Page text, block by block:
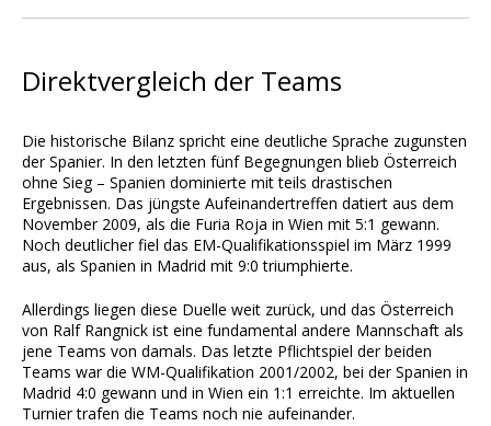
Direktvergleich der Teams
Die historische Bilanz spricht eine deutliche Sprache zugunsten
der Spanier. In den letzten fünf Begegnungen blieb Österreich
ohne Sieg – Spanien dominierte mit teils drastischen
Ergebnissen. Das jüngste Aufeinandertreffen datiert aus dem
November 2009, als die Furia Roja in Wien mit 5:1 gewann.
Noch deutlicher fiel das EM-Qualifikationsspiel im März 1999
aus, als Spanien in Madrid mit 9:0 triumphierte.
Allerdings liegen diese Duelle weit zurück, und das Österreich
von Ralf Rangnick ist eine fundamental andere Mannschaft als
jene Teams von damals. Das letzte Pflichtspiel der beiden
Teams war die WM-Qualifikation 2001/2002, bei der Spanien in
Madrid 4:0 gewann und in Wien ein 1:1 erreichte. Im aktuellen
Turnier trafen die Teams noch nie aufeinander.